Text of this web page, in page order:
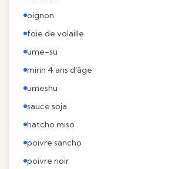
oignon
foie de volaille
ume-su
mirin 4 ans d'âge
umeshu
sauce soja
hatcho miso
poivre sancho
poivre noir